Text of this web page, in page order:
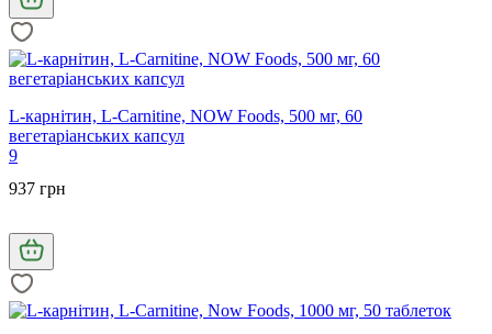
L-карнітин, L-Carnitine, NOW Foods, 500 мг, 60
вегетаріанських капсул
9
937 грн